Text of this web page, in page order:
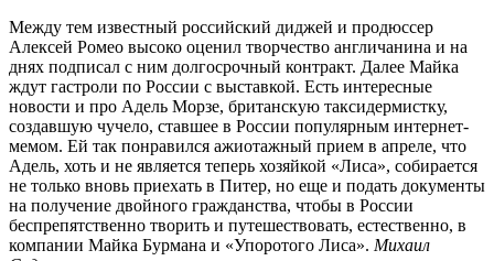
Между тем известный российский диджей и продюссер
Алексей Ромео высоко оценил творчество англичанина и на
днях подписал с ним долгосрочный контракт. Далее Майка
ждут гастроли по России с выставкой. Есть интересные
новости и про Адель Морзе, британскую таксидермистку,
создавшую чучело, ставшее в России популярным интернет-
мемом. Ей так понравился ажиотажный прием в апреле, что
Адель, хоть и не является теперь хозяйкой «Лиса», собирается
не только вновь приехать в Питер, но еще и подать документы
на получение двойного гражданства, чтобы в России
беспрепятственно творить и путешествовать, естественно, в
компании Майка Бурмана и «Упоротого Лиса». Михаил